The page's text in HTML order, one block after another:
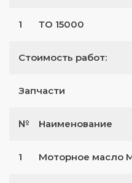
1 ТО 15000
Стоимость работ:
Запчасти
№ Наименование
1 Моторное масло